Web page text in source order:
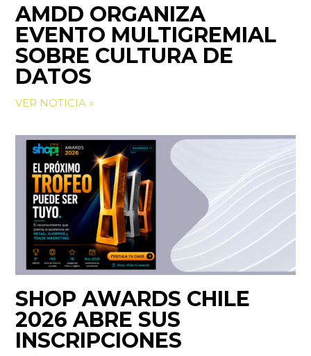
AMDD ORGANIZA
EVENTO MULTIGREMIAL
SOBRE CULTURA DE
DATOS
VER NOTICIA »
SHOP AWARDS CHILE
2026 ABRE SUS
INSCRIPCIONES